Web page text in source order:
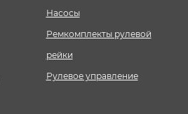
Насосы
Ремкомплекты рулевой
рейки
Рулевое управление